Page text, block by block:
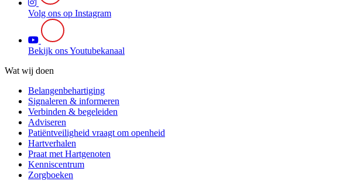
Volg ons op Instagram
Bekijk ons Youtubekanaal
Wat wij doen
Belangenbehartiging
Signaleren & informeren
Verbinden & begeleiden
Adviseren
Patiëntveiligheid vraagt om openheid
Hartverhalen
Praat met Hartgenoten
Kenniscentrum
Zorgboeken